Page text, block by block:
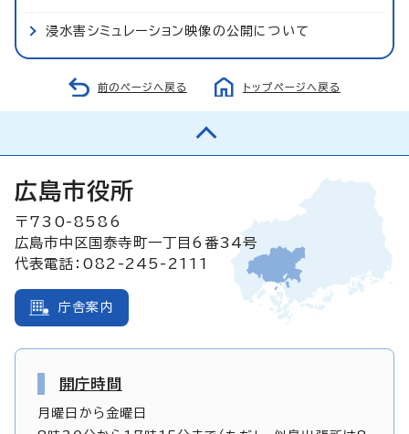
浸水害シミュレーション映像の公開について
前のページへ戻る トップページへ戻る
広島市役所
〒730-8586
広島市中区国泰寺町一丁目6番34号
代表電話：082-245-2111
庁舎案内
開庁時間
月曜日から金曜日